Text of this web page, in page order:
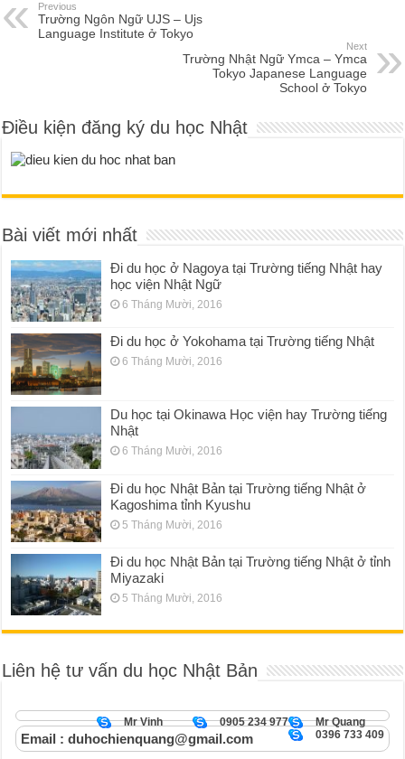
Previous
Trường Ngôn Ngữ UJS – Ujs
Language Institute ở Tokyo
Next
Trường Nhật Ngữ Ymca – Ymca
Tokyo Japanese Language
School ở Tokyo
Điều kiện đăng ký du học Nhật
Bài viết mới nhất
Đi du học ở Nagoya tại Trường tiếng Nhật hay
học viện Nhật Ngữ
6 Tháng Mười, 2016
Đi du học ở Yokohama tại Trường tiếng Nhật
6 Tháng Mười, 2016
Du học tại Okinawa Học viện hay Trường tiếng
Nhật
6 Tháng Mười, 2016
Đi du học Nhật Bản tại Trường tiếng Nhật ở
Kagoshima tỉnh Kyushu
5 Tháng Mười, 2016
Đi du học Nhật Bản tại Trường tiếng Nhật ở tỉnh
Miyazaki
5 Tháng Mười, 2016
Liên hệ tư vấn du học Nhật Bản
Mr Quang
0905 234 977
Mr Vinh
0396 733 409
Email : duhochienquang@gmail.com